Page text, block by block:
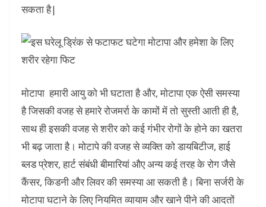
सकता है|
मोटापा हमारी आयु को भी घटाता है और, मोटापा एक ऐसी समस्या
है जिसकी वजह से हमारे रोजमर्रा के कामों में तो सुस्ती आती ही है,
साथ ही इसकी वजह से शरीर को कई गंभीर रोगों के होने का खतरा
भी बढ़ जाता है। मोटापे की वजह से व्यक्ति को डायबिटीज, हाई
ब्लड प्रेशर, हार्ट संबंधी बीमारियां औए अन्य कई तरह के रोग जैसे
कैंसर, किडनी और लिवर की समस्या आ सकती है। बिना सर्जरी के
मोटापा घटाने के लिए नियमित व्यायाम और खाने पीने की आदतों